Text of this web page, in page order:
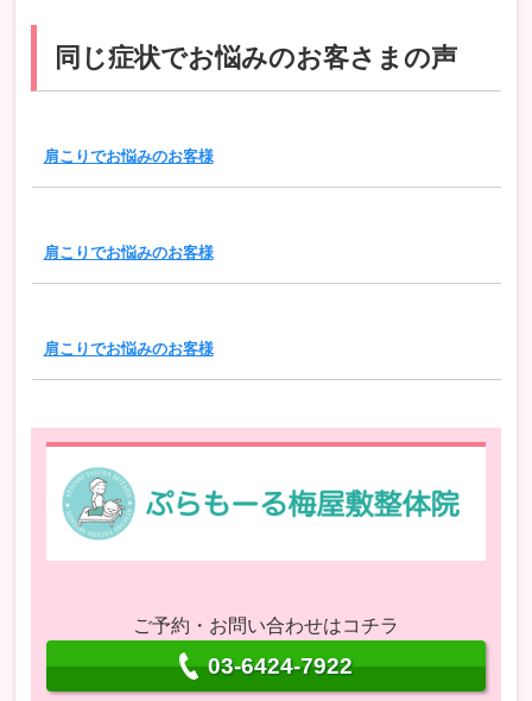
同じ症状でお悩みのお客さまの声
肩こりでお悩みのお客様
肩こりでお悩みのお客様
肩こりでお悩みのお客様
ご予約・お問い合わせはコチラ
03-6424-7922